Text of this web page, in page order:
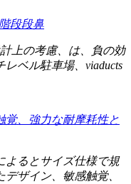
段段鼻
上の考慮、は、負の効
ベル駐車場、viaducts
覚、強力な耐摩耗性と
よるとサイズ仕様で規
ザイン、敏感触覚、